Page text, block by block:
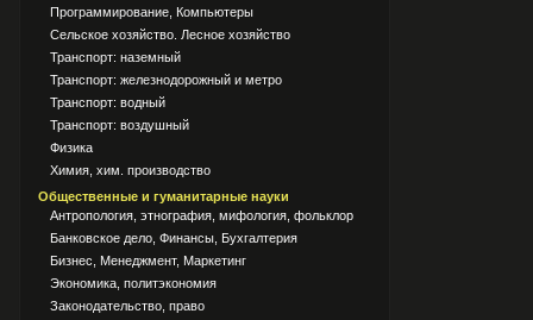
Программирование, Компьютеры
Сельское хозяйство. Лесное хозяйство
Транспорт: наземный
Транспорт: железнодорожный и метро
Транспорт: водный
Транспорт: воздушный
Физика
Химия, хим. производство
Общественные и гуманитарные науки
Антропология, этнография, мифология, фольклор
Банковское дело, Финансы, Бухгалтерия
Бизнес, Менеджмент, Маркетинг
Экономика, политэкономия
Законодательство, право